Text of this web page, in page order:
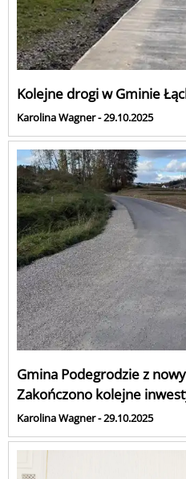
Kolejne drogi w Gminie
Karolina Wagner - 29.10.2025
Gmina Podegrodzie z
Zakończono kolejne
Karolina Wagner - 29.10.2025